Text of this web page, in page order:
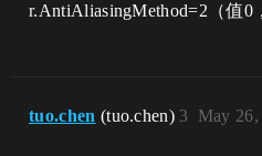
r.AntiAliasingMethod=2（值0
tuo.chen (tuo.chen) May 26,
3